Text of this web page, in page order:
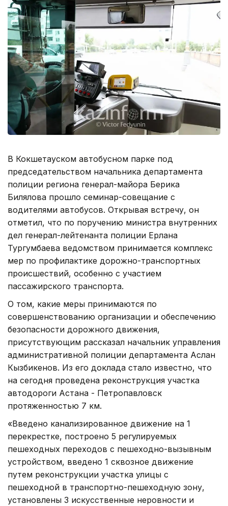
В Кокшетауском автобусном парке под
председательством начальника департамента
полиции региона генерал-майора Берика
Билялова прошло семинар-совещание с
водителями автобусов. Открывая встречу, он
отметил, что по поручению министра внутренних
дел генерал-лейтенанта полиции Ерлана
Тургумбаева ведомством принимается комплекс
мер по профилактике дорожно-транспортных
происшествий, особенно с участием
пассажирского транспорта.
О том, какие меры принимаются по
совершенствованию организации и обеспечению
безопасности дорожного движения,
присутствующим рассказал начальник управления
административной полиции департамента Аслан
Кызбикенов. Из его доклада стало известно, что
на сегодня проведена реконструкция участка
автодороги Астана - Петропавловск
протяженностью 7 км.
«Введено канализированное движение на 1
перекрестке, построено 5 регулируемых
пешеходных переходов с пешеходно-вызывным
устройством, введено 1 сквозное движение
путем реконструкции участка улицы с
пешеходной в транспортно-пешеходную зону,
установлены 3 искусственные неровности и